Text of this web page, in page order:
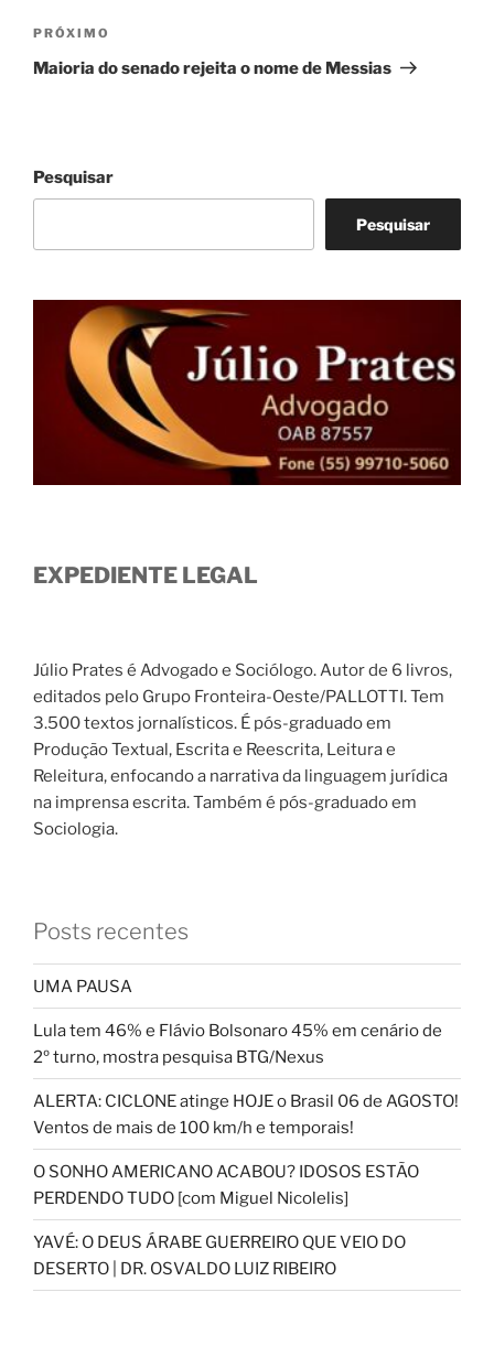
Próximo
post
PRÓXIMO
Maioria do senado rejeita o nome de Messias
Pesquisar
Pesquisar
EXPEDIENTE LEGAL
Júlio Prates é Advogado e Sociólogo. Autor de 6 livros,
editados pelo Grupo Fronteira-Oeste/PALLOTTI. Tem
3.500 textos jornalísticos. É pós-graduado em
Produção Textual, Escrita e Reescrita, Leitura e
Releitura, enfocando a narrativa da linguagem jurídica
na imprensa escrita. Também é pós-graduado em
Sociologia.
Posts recentes
UMA PAUSA
Lula tem 46% e Flávio Bolsonaro 45% em cenário de
2º turno, mostra pesquisa BTG/Nexus
ALERTA: CICLONE atinge HOJE o Brasil 06 de AGOSTO!
Ventos de mais de 100 km/h e temporais!
O SONHO AMERICANO ACABOU? IDOSOS ESTÃO
PERDENDO TUDO [com Miguel Nicolelis]
YAVÉ: O DEUS ÁRABE GUERREIRO QUE VEIO DO
DESERTO | DR. OSVALDO LUIZ RIBEIRO